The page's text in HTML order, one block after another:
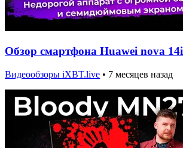
Обзор смартфона Huawei nova 14i
Видеообзоры iXBT.live • 7 месяцев назад